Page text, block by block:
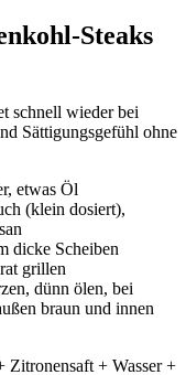
Steaks
schnell wieder bei
Sättigungsgefühl ohne
etwas Öl
(klein dosiert),
dicke Scheiben
grillen
dünn ölen, bei
braun und innen
Zitronensaft + Wasser +